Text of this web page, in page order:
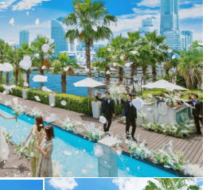
フリードリンク）
談）、引出物（有料）
親族控室、着付メイク室、音響照明、スク
アノ、車イス他
フォトギャラリーを見る
とみらいエリアのホテル紹介可能